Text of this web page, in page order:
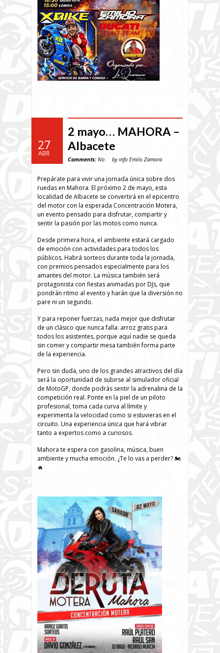
27
ABR
2 mayo… MAHORA –
Albacete
Comments: No by info Emilo Zamora
Prepárate para vivir una jornada única sobre dos
ruedas en Mahora. El próximo 2 de mayo, esta
localidad de Albacete se convertirá en el epicentro
del motor con la esperada Concentración Motera,
un evento pensado para disfrutar, compartir y
sentir la pasión por las motos como nunca.
Desde primera hora, el ambiente estará cargado
de emoción con actividades para todos los
públicos. Habrá sorteos durante toda la jornada,
con premios pensados especialmente para los
amantes del motor. La música también será
protagonista con fiestas animadas por DJs, que
pondrán ritmo al evento y harán que la diversión no
pare ni un segundo.
Y para reponer fuerzas, nada mejor que disfrutar
de un clásico que nunca falla: arroz gratis para
todos los asistentes, porque aquí nadie se queda
sin comer y compartir mesa también forma parte
de la experiencia.
Pero sin duda, uno de los grandes atractivos del día
será la oportunidad de subirse al simulador oficial
de MotoGP, donde podrás sentir la adrenalina de la
competición real. Ponte en la piel de un piloto
profesional, toma cada curva al límite y
experimenta la velocidad como si estuvieras en el
circuito. Una experiencia única que hará vibrar
tanto a expertos como a curiosos.
Mahora te espera con gasolina, música, buen
ambiente y mucha emoción. ¿Te lo vas a perder? 🏍️
🔥